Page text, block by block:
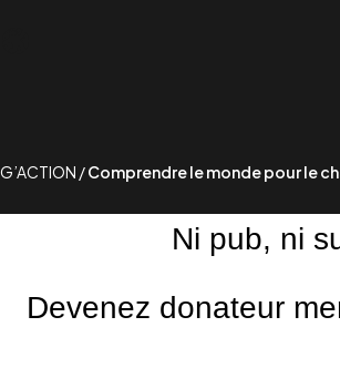
/Comprendre le monde pour le
Ni pub, ni
Devenez donateur